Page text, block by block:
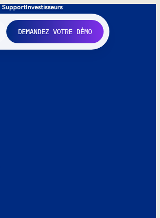
SupportInvestisseurs
DEMANDEZ VOTRE DÉMO